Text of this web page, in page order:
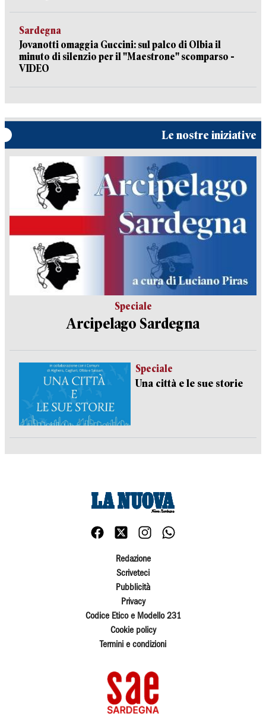
Sardegna
Jovanotti omaggia Guccini: sul palco di Olbia il
minuto di silenzio per il "Maestrone" scomparso -
VIDEO
Le nostre iniziative
Speciale
Arcipelago Sardegna
Speciale
Una città e le sue storie
Redazione
Scriveteci
Pubblicità
Privacy
Codice Etico e Modello 231
Cookie policy
Termini e condizioni